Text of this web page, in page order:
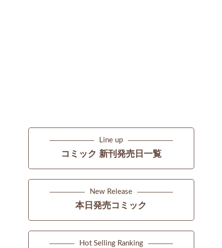
Line up
コミック 新刊発売日一覧
New Release
本日発売コミック
Hot Selling Ranking